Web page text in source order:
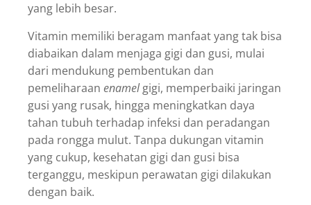
yang lebih besar.
Vitamin memiliki beragam manfaat yang tak bisa
diabaikan dalam menjaga gigi dan gusi, mulai
dari mendukung pembentukan dan
pemeliharaan enamelgigi, memperbaiki jaringan
gusi yang rusak, hingga meningkatkan daya
tahan tubuh terhadap infeksi dan peradangan
pada rongga mulut. Tanpa dukungan vitamin
yang cukup, kesehatan gigi dan gusi bisa
terganggu, meskipun perawatan gigi dilakukan
dengan baik.